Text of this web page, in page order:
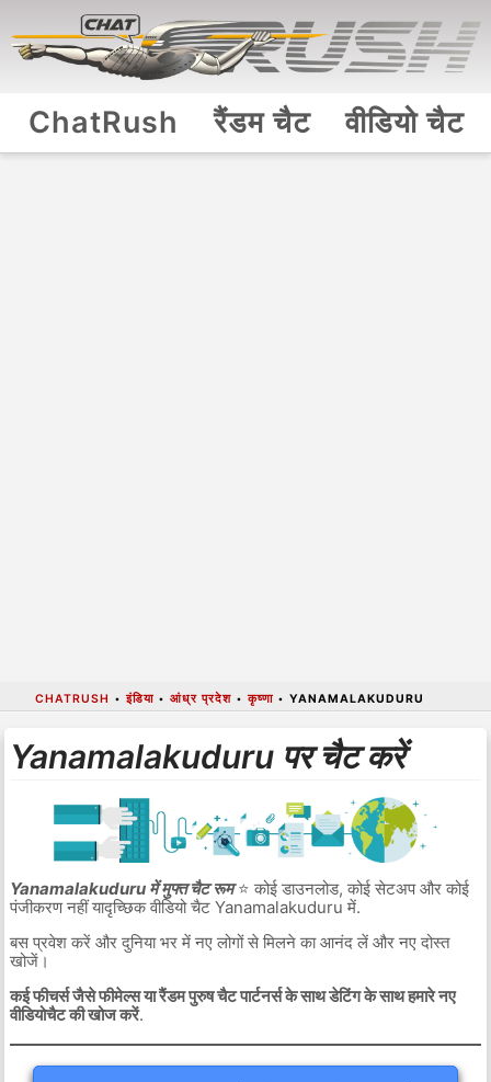
ChatRush रैंडम चैट वीडियो चैट
CHATRUSH •इंडिया• आंध्र प्रदेश•कृष्णा• YANAMALAKUDURU
Yanamalakuduru पर चैट करें
Yanamalakuduru में मुफ्त चैट रूम⭐ कोई डाउनलोड, कोई सेटअप और कोई
पंजीकरण नहीं यादृच्छिक वीडियो चैट Yanamalakuduru में.
बस प्रवेश करें और दुनिया भर में नए लोगों से मिलने का आनंद लें और नए दोस्त
खोजें।
कई फीचर्स जैसे फीमेल्स या रैंडम पुरुष चैट पार्टनर्स के साथ डेटिंग के साथ हमारे नए
वीडियोचैट की खोज करें.